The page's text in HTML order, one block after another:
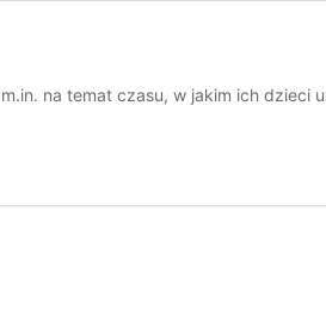
na temat czasu, w jakim ich dzieci